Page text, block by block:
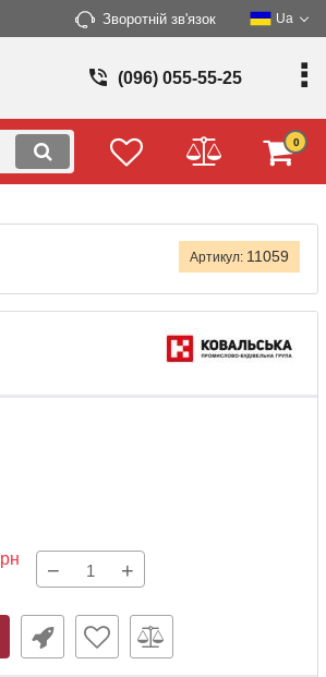
Зворотній зв'язок Ua
(096) 055-55-25
0
Артикул: 11059
− +